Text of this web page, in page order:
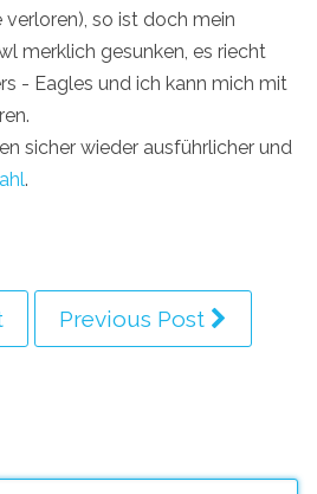
so ist doch mein
merklich gesunken, es riecht
- Eagles und ich kann mich mit
sicher wieder ausführlicher und
.
Previous Post